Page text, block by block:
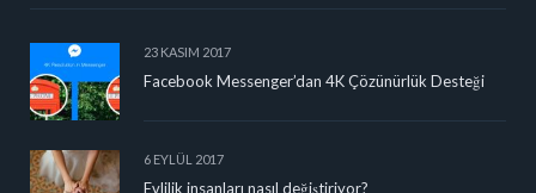
23 KASIM 2017
Facebook Messenger’dan 4K Çözünürlük Desteği
6 EYLÜL 2017
Evlilik insanları nasıl değiştiriyor?